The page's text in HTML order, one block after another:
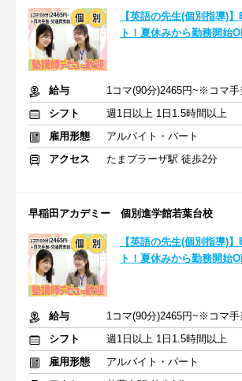
【英語の先生(個別指導)
ト！夏休みから勤務開始
給与
シフト
週1日以上 1日1.5時間以上
雇用形態
アルバイト・パート
アクセス
たまプラーザ駅 徒歩2分
早稲田アカデミー 個別進学館若葉台校
【英語の先生(個別指導)
ト！夏休みから勤務開始
給与
シフト
週1日以上 1日1.5時間以上
雇用形態
アルバイト・パート